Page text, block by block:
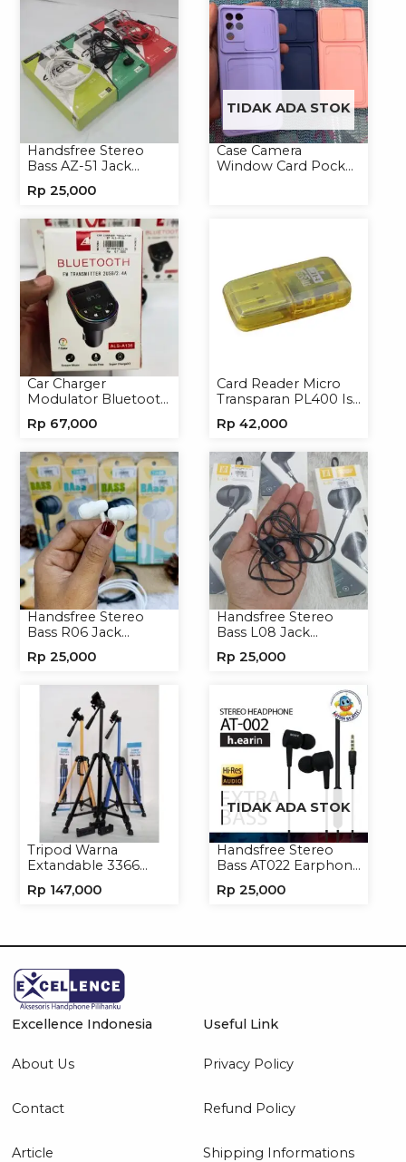
Handsfree Stereo
Bass AZ-51 Jack
Headset
Rp 25,000
TIDAK ADA STOK
Case Camera
Window Card Pocket
Car Charger
Modulator Bluetooth
Handphone
Rp 67,000
Card Reader Micro
Transparan PL400 Isi
Rp 42,000
Handsfree Stereo
Bass R06 Jack
Headset Headphone
Rp 25,000
Handsfree Stereo
Bass L08 Jack
Headphone
Rp 25,000
Tripod Warna
Extandable 3366
Kamera
Rp 147,000
TIDAK ADA STOK
Handsfree Stereo
Bass AT022 Earphone
Rp 25,000
Excellence Indonesia
About Us
Contact
Article
Useful Link
Privacy Policy
Refund Policy
Shipping Informations